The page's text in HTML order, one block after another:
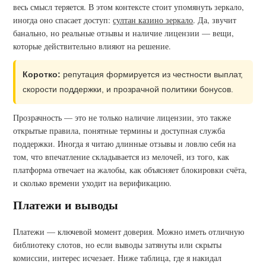
весь смысл теряется. В этом контексте стоит упомянуть зеркало,
иногда оно спасает доступ:султан казино зеркало. Да, звучит
банально, но реальные отзывы и наличие лицензии — вещи,
которые действительно влияют на решение.
Коротко: репутация формируется из честности выплат,
скорости поддержки, и прозрачной политики бонусов.
Прозрачность — это не только наличие лицензии, это также
открытые правила, понятные термины и доступная служба
поддержки. Иногда я читаю длинные отзывы и ловлю себя на
том, что впечатление складывается из мелочей, из того, как
платформа отвечает на жалобы, как объясняет блокировки счёта,
и сколько времени уходит на верификацию.
Платежи и выводы
Платежи — ключевой момент доверия. Можно иметь отличную
библиотеку слотов, но если выводы затянуты или скрыты
комиссии, интерес исчезает. Ниже таблица, где я накидал